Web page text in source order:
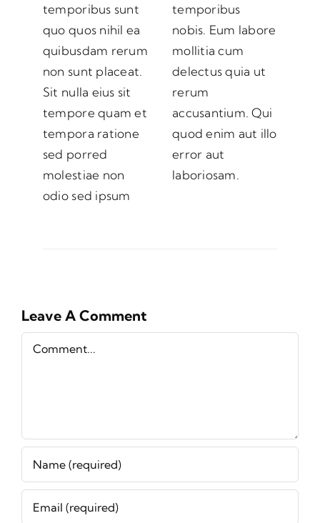
temporibus sunt
quo quos nihil ea
quibusdam rerum
non sunt placeat.
Sit nulla eius sit
tempore quam et
tempora ratione
sed porred
molestiae non
odio sed ipsum
temporibus
nobis. Eum labore
mollitia cum
delectus quia ut
rerum
accusantium. Qui
quod enim aut illo
error aut
laboriosam.
Leave A Comment
Comment